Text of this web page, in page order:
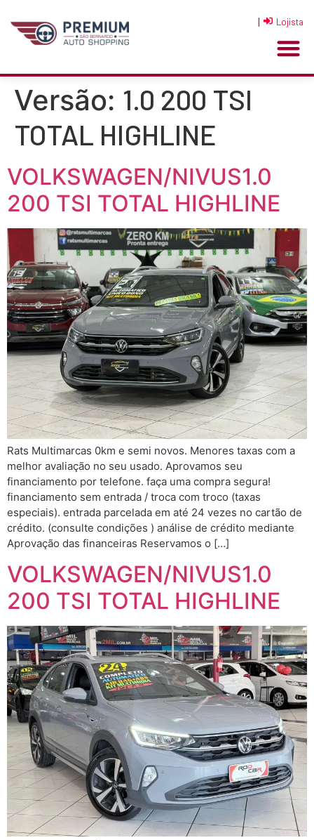
| Lojista
Versão: 1.0 200 TSI
TOTAL HIGHLINE
VOLKSWAGEN/NIVUS1.0
200 TSI TOTAL HIGHLINE
Rats Multimarcas 0km e semi novos. Menores taxas com a
melhor avaliação no seu usado. Aprovamos seu
financiamento por telefone. faça uma compra segura!
financiamento sem entrada / troca com troco (taxas
especiais). entrada parcelada em até 24 vezes no cartão de
crédito. (consulte condições ) análise de crédito mediante
Aprovação das financeiras Reservamos o […]
VOLKSWAGEN/NIVUS1.0
200 TSI TOTAL HIGHLINE